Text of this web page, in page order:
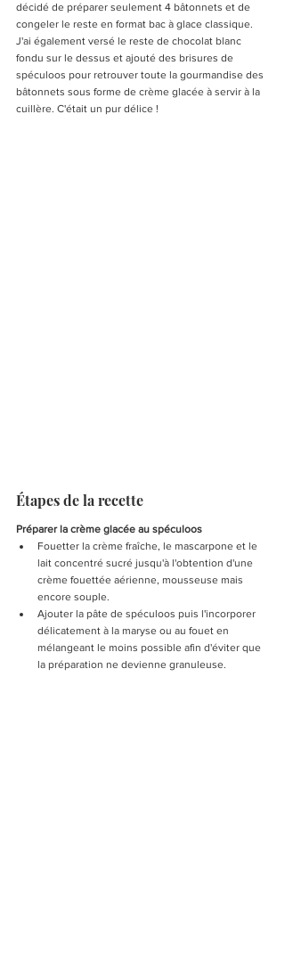
décidé de préparer seulement 4 bâtonnets et de
congeler le reste en format bac à glace classique.
J'ai également versé le reste de chocolat blanc
fondu sur le dessus et ajouté des brisures de
spéculoos pour retrouver toute la gourmandise des
bâtonnets sous forme de crème glacée à servir à la
cuillère. C'était un pur délice !
Étapes de la recette
Préparer la crème glacée au spéculoos
Fouetter la crème fraîche, le mascarpone et le
lait concentré sucré jusqu'à l'obtention d'une
crème fouettée aérienne, mousseuse mais
encore souple.
Ajouter la pâte de spéculoos puis l'incorporer
délicatement à la maryse ou au fouet en
mélangeant le moins possible afin d'éviter que
la préparation ne devienne granuleuse.